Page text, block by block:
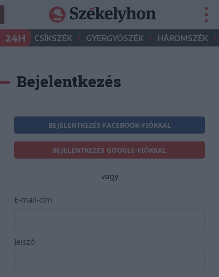
24H CSÍKSZÉK • GYERGYÓSZÉK • HÁROMSZÉK •
Bejelentkezés
BEJELENTKEZÉS FACEBOOK-FIÓKKAL
BEJELENTKEZÉS GOOGLE-FIÓKKAL
vagy
E-mail-cím
Jelszó